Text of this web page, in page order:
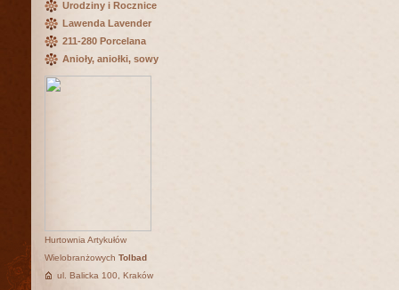
Urodziny i Rocznice
Lawenda Lavender
211-280 Porcelana
Anioły, aniołki, sowy
Hurtownia Artykułów
Wielobranżowych Tolbad
ul. Balicka 100, Kraków